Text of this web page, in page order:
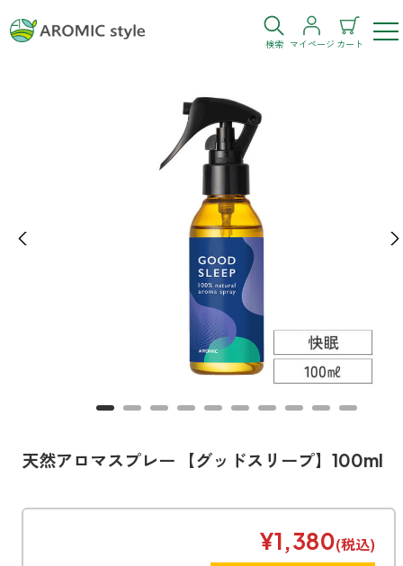
検索 マイページ カート
お部屋・シーン
トイレ空間を快適にしたい
寝室
玄関
リビング
ホッと安らげる空間にしたい
消臭
製品タイプ
アロマディフューザー
商品一覧
天然アロマスプレー 【グッドスリープ】100ml
¥1,380(税込)